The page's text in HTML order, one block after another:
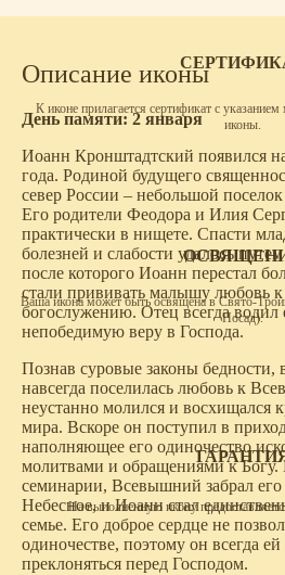
К иконе прилагается сертификат с
иконы.
Ваша икона может быть освящена в Свято-
Посад).
На выполненную икону
Описание иконы
День памяти: 2 января
Иоанн Кронштадтский появился
года. Родиной будущего
север России – небольшой
Его родители Феодора и Илия
практически в нищете. Спасти
болезней и слабости удалось
после которого Иоанн перестал
стали прививать малышу любовь
богослужению. Отец всегда водил
непобедимую веру в Господа.
Познав суровые законы бедности,
навсегда поселилась любовь к
неустанно молился и восхищался
мира. Вскоре он поступил в
наполняющее его одиночество
молитвами и обращениями к Богу.
семинарии, Всевышний забрал его
Небесное, и Иоанн стал
семье. Его доброе сердце не
одиночестве, поэтому он всегда
преклоняться перед Господом.